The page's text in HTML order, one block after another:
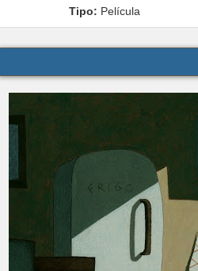
Tipo: Película